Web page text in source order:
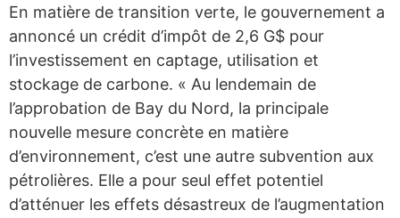
En matière de transition verte, le gouvernement a
annoncé un crédit d’impôt de 2,6 G$ pour
l’investissement en captage, utilisation et
stockage de carbone. « Au lendemain de
l’approbation de Bay du Nord, la principale
nouvelle mesure concrète en matière
d’environnement, c’est une autre subvention aux
pétrolières. Elle a pour seul effet potentiel
d’atténuer les effets désastreux de l’augmentation